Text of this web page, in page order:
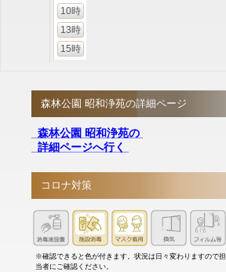
10時
13時
15時
森林公園 昭和浄苑の詳細ページ
森林公園 昭和浄苑の
詳細ページへ行く
コロナ対策
※確認できると色が付きます。状況は日々変わりますので担
当者にご確認ください。